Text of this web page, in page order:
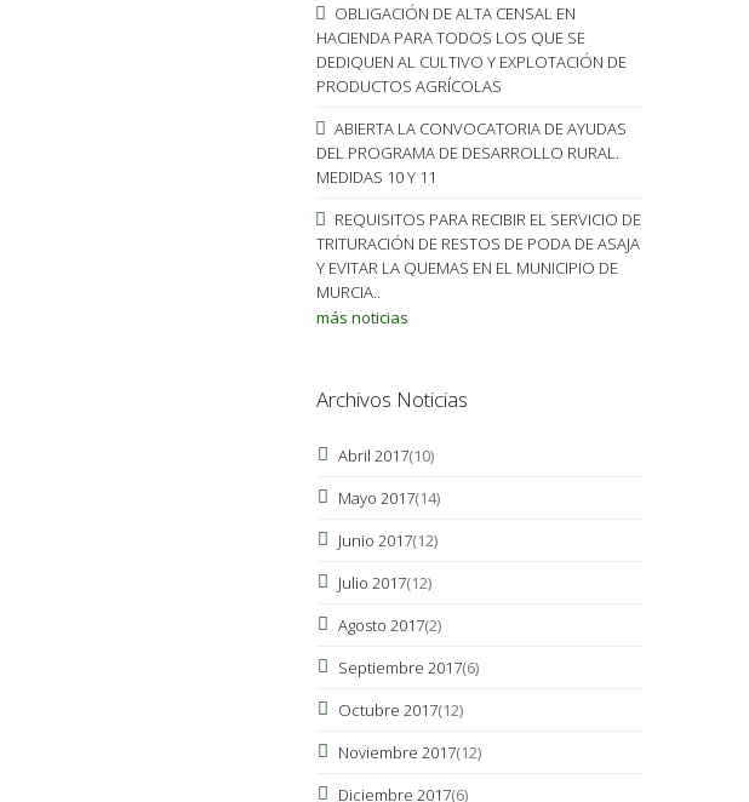
OBLIGACIÓN DE ALTA CENSAL EN
HACIENDA PARA TODOS LOS QUE SE
DEDIQUEN AL CULTIVO Y EXPLOTACIÓN DE
PRODUCTOS AGRÍCOLAS
ABIERTA LA CONVOCATORIA DE AYUDAS
DEL PROGRAMA DE DESARROLLO RURAL.
MEDIDAS 10 Y 11
REQUISITOS PARA RECIBIR EL SERVICIO DE
TRITURACIÓN DE RESTOS DE PODA DE ASAJA
Y EVITAR LA QUEMAS EN EL MUNICIPIO DE
MURCIA..
más noticias
Archivos Noticias
Abril 2017(10)
Mayo 2017(14)
Junio 2017(12)
Julio 2017(12)
Agosto 2017(2)
Septiembre 2017(6)
Octubre 2017(12)
Noviembre 2017(12)
Diciembre 2017(6)